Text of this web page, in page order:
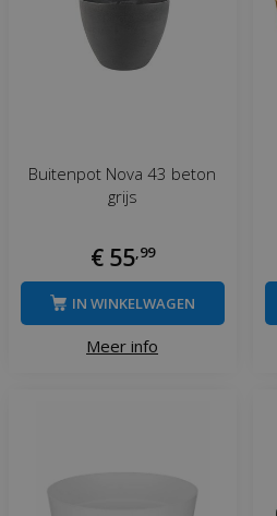
Buitenpot Nova 43 beton
grijs
€ 55 99
Meer info
IN WINKELWAGEN